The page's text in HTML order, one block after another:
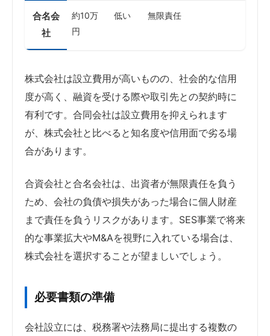
合名会
社
約10万
円
低い 無限責任
株式会社は設立費用が高いものの、社会的な信用
度が高く、融資を受ける際や取引先との契約時に
有利です。合同会社は設立費用を抑えられます
が、株式会社と比べると知名度や信用面で劣る場
合があります。
合資会社と合名会社は、出資者が無限責任を負う
ため、会社の負債や損失があった場合に個人財産
まで責任を負うリスクがあります。SES事業で将来
的な事業拡大やM&Aを視野に入れている場合は、
株式会社を選択することが望ましいでしょう。
必要書類の準備
会社設立には、税務署や法務局に提出する複数の